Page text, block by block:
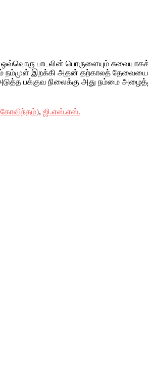
பாடலின் பொருளையும்
நம்முள் இறக்கி அதன் தற்காலத்
பக்குவ நிலைக்கு அது நம்மை
, ஜி.எஸ்.எஸ்.